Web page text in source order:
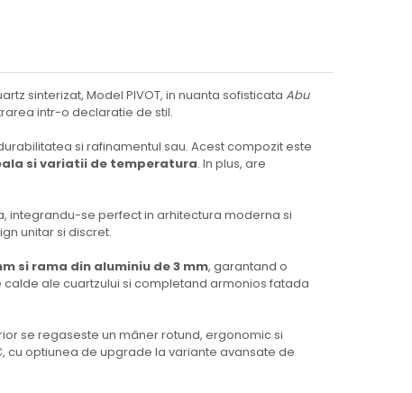
sinterizat, Model PIVOT, in nuanta sofisticata Abu
intr-o declaratie de stil.
si rafinamentul sau. Acest compozit este
si variatii de temperatura. In plus, are
integrandu-se perfect in arhitectura moderna si
unitar si discret.
si rama din aluminiu de 3 mm, garantand o
calde ale cuartzului si completand armonios fatada
se regaseste un mâner rotund, ergonomic si
cu optiunea de upgrade la variante avansate de